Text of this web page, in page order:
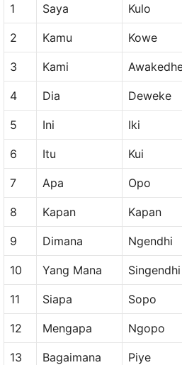
1 Saya Kulo
2 Kamu Kowe
3 Kami
4 Dia Deweke
5 Ini Iki
6 Itu Kui
7 Apa Opo
8 Kapan Kapan
9 Dimana Ngendhi
10 Yang Mana Singendhi
11 Siapa Sopo
12 Mengapa Ngopo
13 Bagaimana Piye